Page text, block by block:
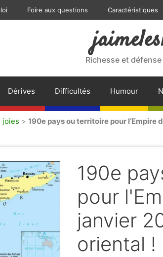
Foire aux questions Caractéristiques
Richesse et
Dérives Difficultés Humour
joies > 190e pays ou territoire pour l’Empire
190e
pour
janvier
oriental !